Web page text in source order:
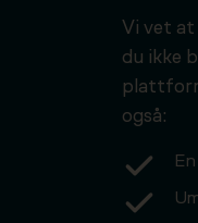
Vi vet
du ikke
også: